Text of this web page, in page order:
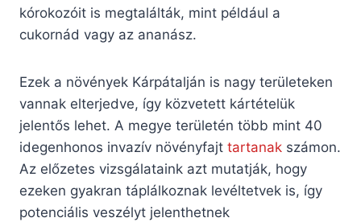
kórokozóit is megtalálták, mint például a
cukornád vagy az ananász.
Ezek a növények Kárpátalján is nagy területeken
vannak elterjedve, így közvetett kártételük
jelentős lehet. A megye területén több mint 40
idegenhonos invazív növényfajt tartanak számon.
Az előzetes vizsgálataink azt mutatják, hogy
ezeken gyakran táplálkoznak levéltetvek is, így
potenciális veszélyt jelenthetnek